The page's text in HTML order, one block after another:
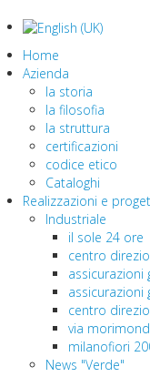
Home
Azienda
la storia
la filosofia
la struttura
certificazioni
codice etico
Cataloghi
Realizzazioni e
Industriale
il sole 24 ore
centro
assicurazioni
assicurazioni
centro
via
milanofiori
News "Verde"